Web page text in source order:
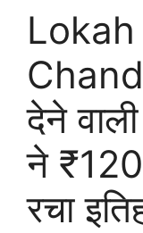
देने वाली
ने
रचा